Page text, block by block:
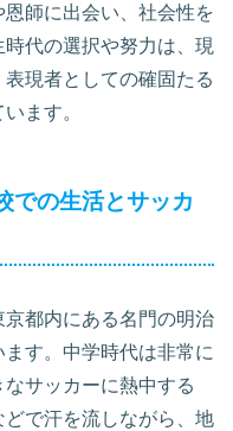
師に出会い、社会性を
代の選択や努力は、現
現者としての確固たる
ます。
での生活とサッカ
都内にある名門の明治
す。中学時代は非常に
サッカーに熱中する
で汗を流しながら、地